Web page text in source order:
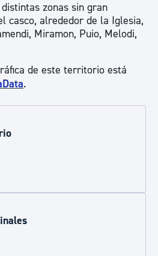
zonas sin gran
casco, alrededor de la Iglesia,
Miramon, Puio, Melodi,
de este territorio está
.